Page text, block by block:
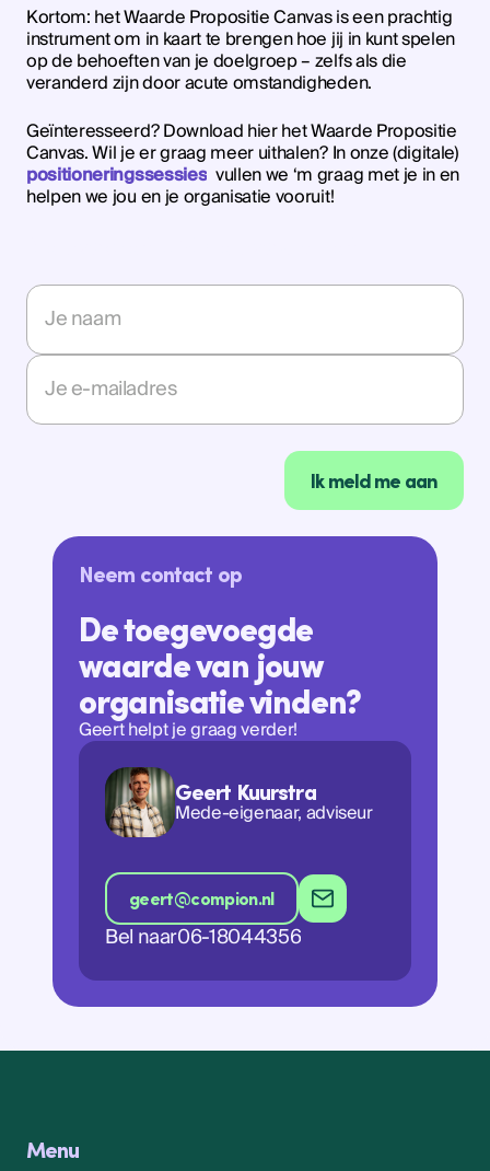
Kortom: het Waarde Propositie Canvas is een prachtig
instrument om in kaart te brengen hoe jij in kunt spelen
op de behoeften van je doelgroep – zelfs als die
veranderd zijn door acute omstandigheden.
Geïnteresseerd? Download hier het Waarde Propositie
Canvas. Wil je er graag meer uithalen? In onze (digitale)
positioneringssessies vullen we ‘m graag met je in en
helpen we jou en je organisatie vooruit!
Naam
E-
mailadres
Ik meld me aan
Ik meld me aan
Neem contact op
De toegevoegde
waarde van jouw
organisatie vinden?
Geert helpt je graag verder!
Geert Kuurstra
Mede-eigenaar, adviseur
geert@compion.nl
geert@compion.nl
Bel naar06-18044356
Menu